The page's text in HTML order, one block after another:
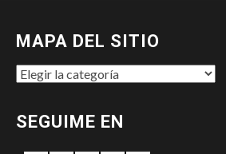
MAPA DEL SITIO
MAPA
SITIO
SEGUIME EN